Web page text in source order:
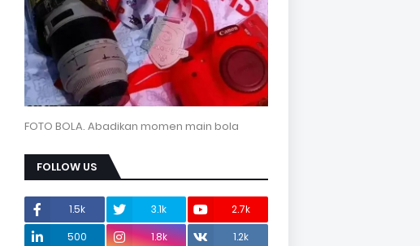
FOTO BOLA. Abadikan momen main bola
FOLLOW US
1.5k 3.1k
2.7k
500
1.8k 1.2k